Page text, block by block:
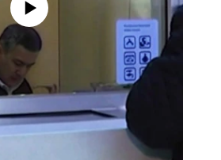
currently available